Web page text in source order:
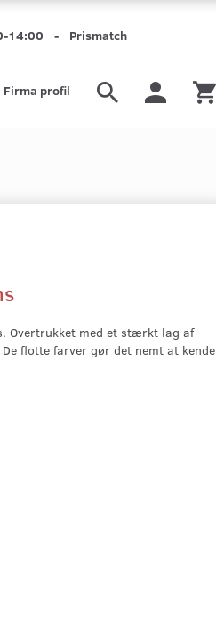
14:00 - Prismatch
Firma profil
Overtrukket med et stærkt lag af
flotte farver gør det nemt at kende